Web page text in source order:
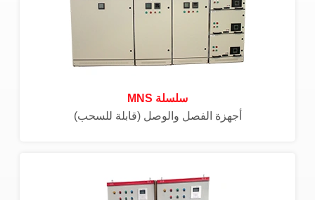
سلسلة MNS
أجهزة الفصل والوصل (قابلة للسحب)